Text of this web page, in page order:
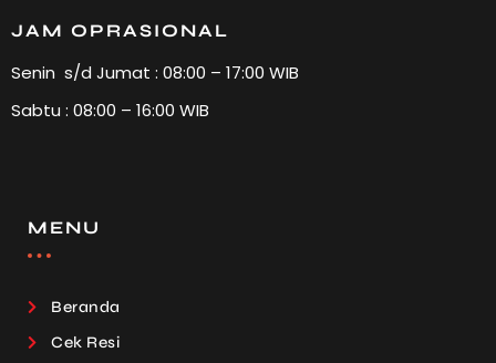
JAM OPRASIONAL
Senin s/d Jumat : 08:00 – 17:00 WIB
Sabtu : 08:00 – 16:00 WIB
MENU
Beranda
Cek Resi